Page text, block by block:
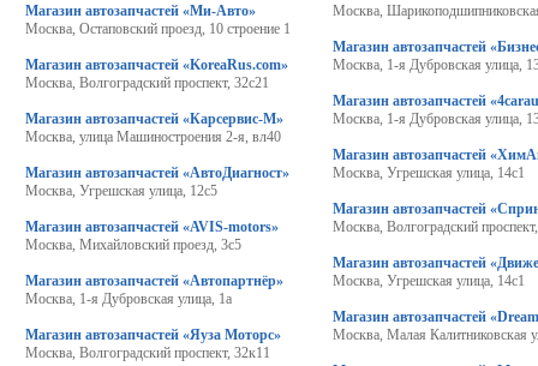
Магазин автозапчастей «Ми-Авто»
Москва, Остаповский проезд, 10 строение 1
Магазин автозапчастей «KoreaRus.com»
Москва, Волгоградский проспект, 32с21
Магазин автозапчастей «Карсервис-М»
Москва, улица Машиностроения 2-я, вл40
Магазин автозапчастей «АвтоДиагност»
Москва, Угрешская улица, 12с5
Магазин автозапчастей «AVIS-motors»
Москва, Михайловский проезд, 3с5
Магазин автозапчастей «Автопартнёр»
Москва, 1-я Дубровская улица, 1а
Магазин автозапчастей «Яуза Моторс»
Москва, Волгоградский проспект, 32к11
Москва,
Магазин автозапчастей
Москва, 1-я Дубровская улица,
Магазин автозапчастей
Москва, 1-я Дубровская улица,
Магазин автозапчастей
Москва, Угрешская улица, 14с1
Магазин автозапчастей
Москва, Волгоградский
Магазин автозапчастей
Москва, Угрешская улица, 14с1
Магазин автозапчастей
Москва, Малая Калитниковская